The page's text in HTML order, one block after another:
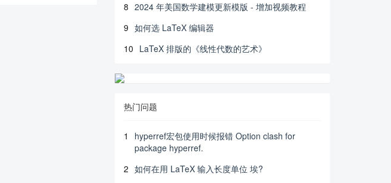
8 2024 年美国数学建模更新模版 - 增加视频教程
9 如何选 LaTeX 编辑器
10 LaTeX 排版的《线性代数的艺术》
热门问题
1
hyperref宏包使用时候报错 Option clash for
package hyperref.
2 如何在用 LaTeX 输入长度单位 埃?